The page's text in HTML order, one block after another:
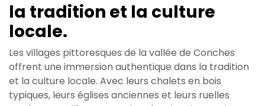
la tradition et la culture
locale.
Les villages pittoresques de la vallée de Conches
offrent une immersion authentique dans la tradition
et la culture locale. Avec leurs chalets en bois
typiques, leurs églises anciennes et leurs ruelles